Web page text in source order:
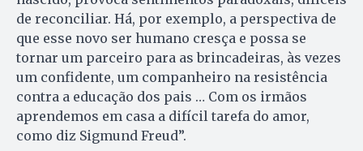
de reconciliar. Há, por exemplo, a perspectiva de
que esse novo ser humano cresça e possa se
tornar um parceiro para as brincadeiras, às vezes
um confidente, um companheiro na resistência
contra a educação dos pais … Com os irmãos
aprendemos em casa a difícil tarefa do amor,
como diz Sigmund Freud”.